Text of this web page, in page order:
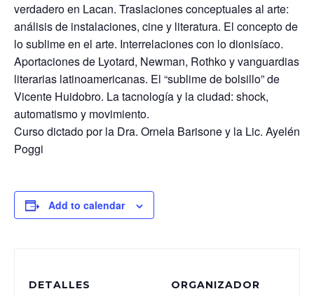
verdadero en Lacan. Traslaciones conceptuales al arte:
análisis de instalaciones, cine y literatura. El concepto de
lo sublime en el arte. Interrelaciones con lo dionisíaco.
Aportaciones de Lyotard, Newman, Rothko y vanguardias
literarias latinoamericanas. El “sublime de bolsillo” de
Vicente Huidobro. La tacnología y la ciudad: shock,
automatismo y movimiento.
Curso dictado por la Dra. Ornela Barisone y la Lic. Ayelén
Poggi
Add to calendar
DETALLES ORGANIZADOR